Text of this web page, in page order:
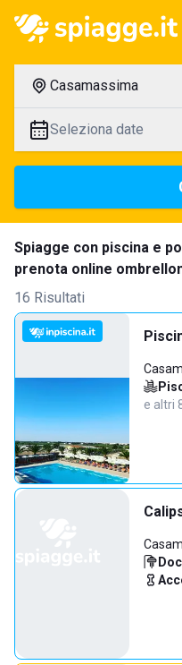
Casamassima
Seleziona date
Spiagge con piscina e
prenota online
16 Risultati
e altri